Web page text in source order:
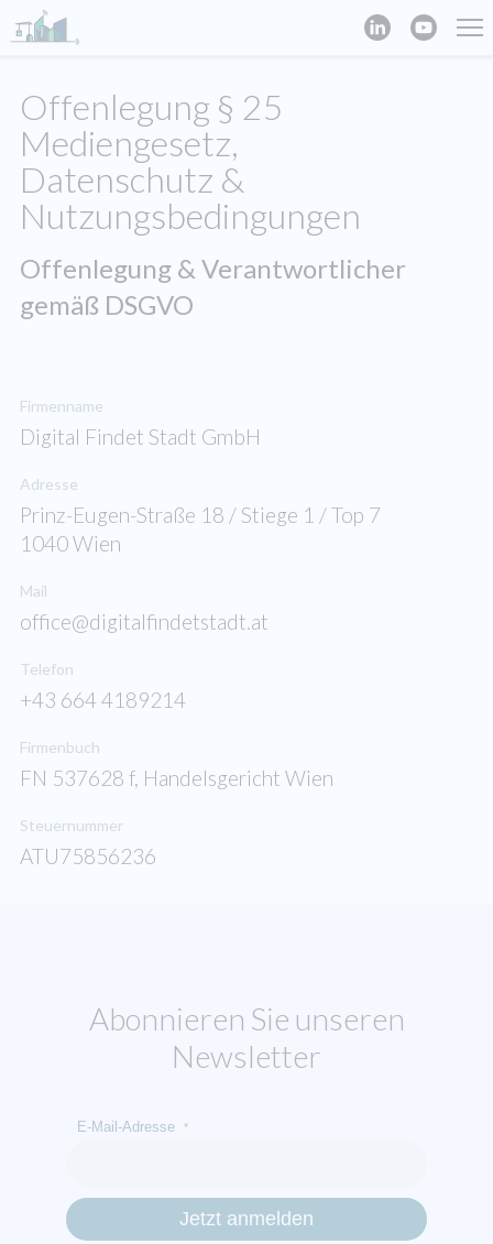
Offenlegung § 25
Mediengesetz,
Datenschutz &
Nutzungsbedingungen
Offenlegung & Verantwortlicher
gemäß DSGVO
Firmenname
Digital Findet Stadt GmbH
Adresse
Prinz-Eugen-Straße 18 / Stiege 1 / Top 7
1040 Wien
Mail
office@digitalfindetstadt.at
Telefon
+43 664 4189214
Firmenbuch
FN 537628 f, Handelsgericht Wien
Steuernummer
ATU75856236
Abonnieren Sie unseren
Newsletter
E-Mail-Adresse *